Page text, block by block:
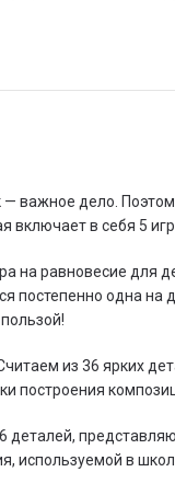
важное дело.
включает в себя 5 игр.
на равновесие для
постепенно одна на
из 36 ярких
построения
деталей,
используемой в